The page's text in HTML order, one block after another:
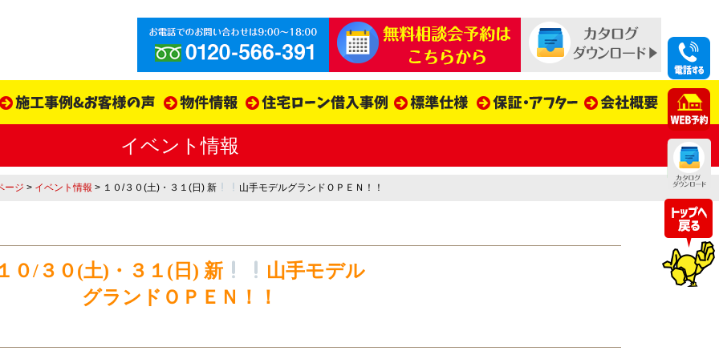
イベント情報
ージ > イベント情報 > １０/３０(土)・３１(日) 新 山手モデルグランドＯＰＥＮ！！
０/３０(土)・３１(日) 新
山手モデル
グランドＯＰＥＮ！！